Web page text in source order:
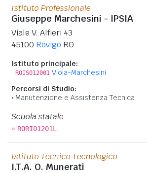
Istituto Professionale
Giuseppe Marchesini - IPSIA
Viale V. Alfieri 43
45100 Rovigo RO
Istituto principale:
ROIS012001 Viola-Marchesini
Percorsi di Studio:
Manutenzione e Assistenza Tecnica
Scuola statale
» RORI01201L
Istituto Tecnico Tecnologico
I.T.A. O. Munerati